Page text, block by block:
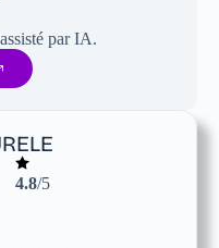
par IA.
4.8/5